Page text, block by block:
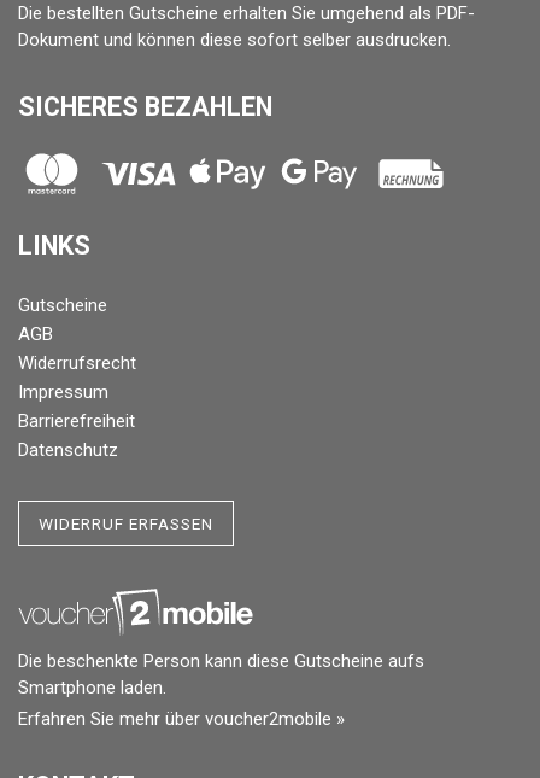
Die bestellten Gutscheine erhalten Sie umgehend als PDF-
Dokument und können diese sofort selber ausdrucken.
SICHERES BEZAHLEN
LINKS
Gutscheine
AGB
Widerrufsrecht
Impressum
Barrierefreiheit
Datenschutz
WIDERRUF ERFASSEN
Die beschenkte Person kann diese Gutscheine aufs
Smartphone laden.
Erfahren Sie mehr über voucher2mobile »